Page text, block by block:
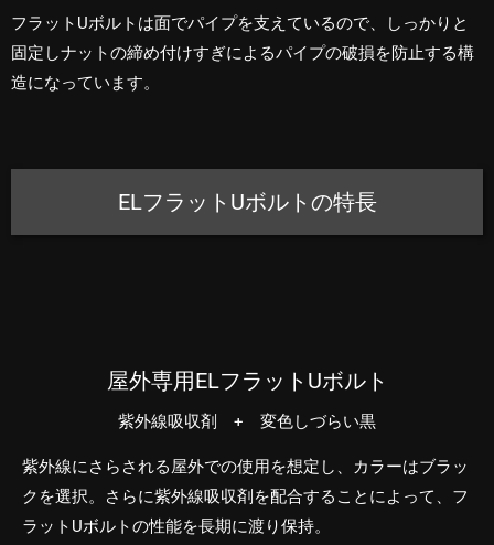
フラットUボルトは面でパイプを支えているので、しっかりと
固定しナットの締め付けすぎによるパイプの破損を防止する構
造になっています。
ELフラットUボルトの特長
屋外専用ELフラットUボルト
紫外線吸収剤 + 変色しづらい黒
紫外線にさらされる屋外での使用を想定し、カラーはブラッ
クを選択。さらに紫外線吸収剤を配合することによって、フ
ラットUボルトの性能を長期に渡り保持。